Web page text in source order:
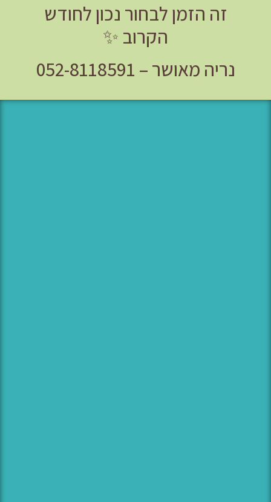
זה הזמן לבחור נכון לחודש
הקרוב ✨
נריה מאושר – 052-8118591